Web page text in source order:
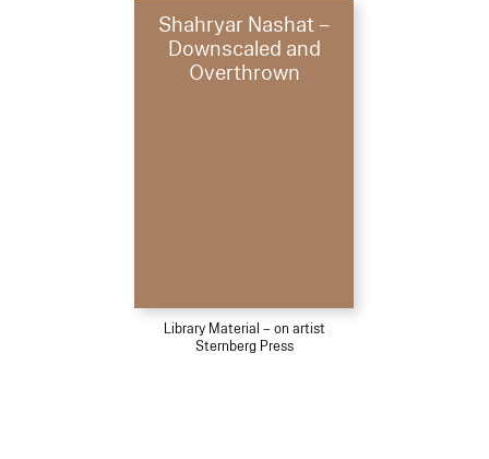
Shahryar Nashat –
Downscaled and
Overthrown
Library Material – on artist
Sternberg Press